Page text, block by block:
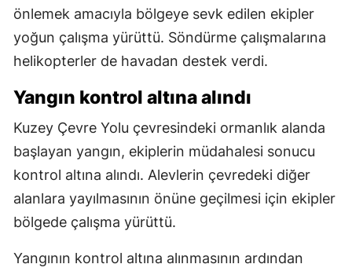
önlemek amacıyla bölgeye sevk edilen ekipler
yoğun çalışma yürüttü. Söndürme çalışmalarına
helikopterler de havadan destek verdi.
Yangın kontrol altına alındı
Kuzey Çevre Yolu çevresindeki ormanlık alanda
başlayan yangın, ekiplerin müdahalesi sonucu
kontrol altına alındı. Alevlerin çevredeki diğer
alanlara yayılmasının önüne geçilmesi için ekipler
bölgede çalışma yürüttü.
Yangının kontrol altına alınmasının ardından